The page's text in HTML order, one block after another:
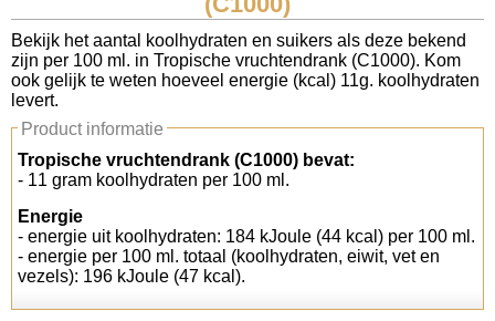
Koolhydraten tellen
Links
Bekijk het aantal koolhydraten en suikers als deze bekend
zijn per 100 ml. in Tropische vruchtendrank (C1000). Kom
ook gelijk te weten hoeveel energie (kcal) 11g. koolhydraten
levert.
Product informatie
Tropische vruchtendrank (C1000) bevat:
- 11 gram koolhydraten per 100 ml.
Energie
- energie uit koolhydraten: 184 kJoule (44 kcal) per 100 ml.
- energie per 100 ml. totaal (koolhydraten, eiwit, vet en
vezels): 196 kJoule (47 kcal).